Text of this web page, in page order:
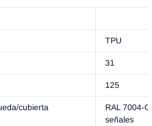
TPU
31
125
cubierta
RAL 7004-
señales